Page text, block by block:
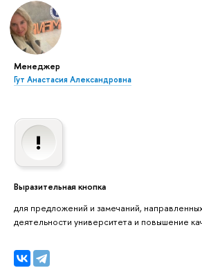
Менеджер
Гут Анастасия Александровна
Выразительная кнопка
для предложений и замечаний,
деятельности университета и повышение